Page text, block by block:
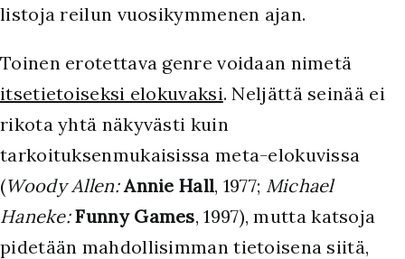
listoja reilun vuosikymmenen ajan.
Toinen erotettava genre voidaan nimetä
itsetietoiseksi elokuvaksi. Neljättä seinää ei
rikota yhtä näkyvästi kuin
tarkoituksenmukaisissa meta-elokuvissa
(Woody Allen: Annie Hall, 1977; Michael
Haneke:Funny Games, 1997), mutta katsoja
pidetään mahdollisimman tietoisena siitä,